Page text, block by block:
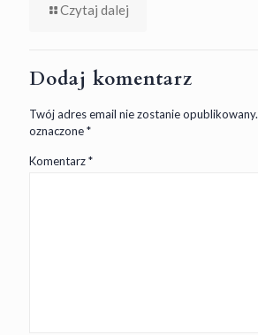
Czytaj dalej
Dodaj komentarz
Twój adres email nie zostanie opublikowany.
oznaczone*
Komentarz*